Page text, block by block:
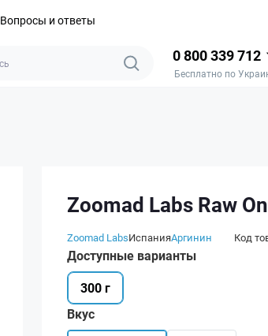
Вопросы и ответы
0 800 339 712
Бесплатно по
Zoomad Labs Raw
Zoomad LabsИспанияАргинин Код
Доступные варианты
300 г
Вкус